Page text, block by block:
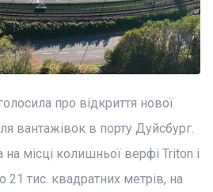
про відкриття нової
вантажівок в порту Дуйсбург.
місці колишньої верфі Triton і
тис. квадратних метрів, на